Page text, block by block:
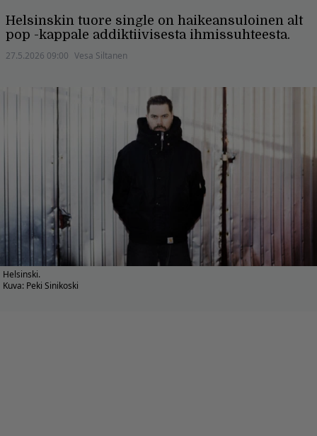
Helsinskin tuore single on haikeansuloinen alt
pop -kappale addiktiivisesta ihmissuhteesta.
27.5.2026 09:00 Vesa Siltanen
Helsinski.
Kuva: Peki Sinikoski